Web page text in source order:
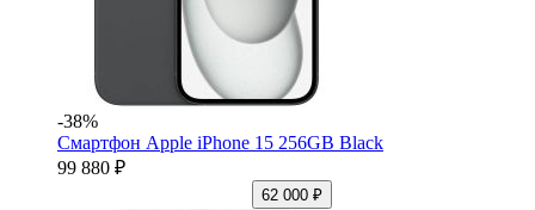
-38%
Смартфон Apple iPhone 15 256GB Black
99 880 ₽
62 000 ₽